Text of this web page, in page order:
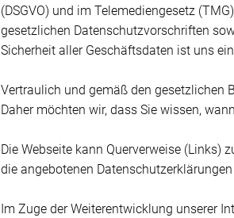
(DSGVO) und im Telemediengesetz
gesetzlichen Datenschutzvorschriften
Sicherheit aller Geschäftsdaten ist uns
Vertraulich und gemäß den gesetzlichen
Daher möchten wir, dass Sie wissen,
Die Webseite kann Querverweise (Links)
die angebotenen
Im Zuge der Weiterentwicklung unserer